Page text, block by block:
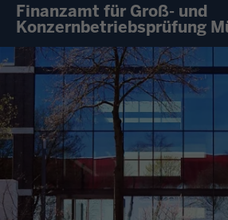
Finanzamt für Groß- und
Konzernbetriebsprüfung